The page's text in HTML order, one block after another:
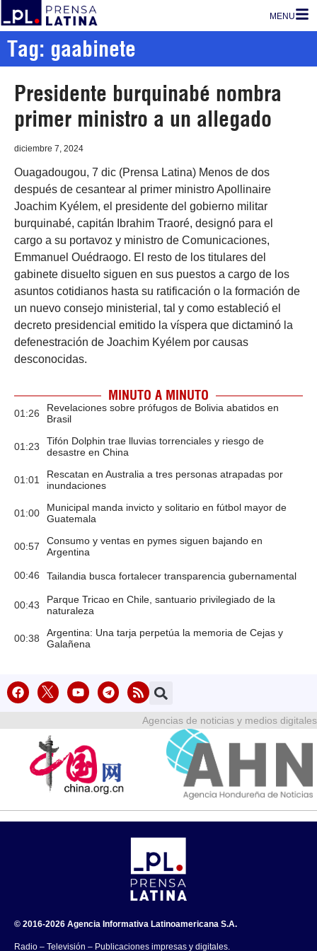
MENU
Tag: gaabinete
Presidente burquinabé nombra
primer ministro a un allegado
diciembre 7, 2024
Ouagadougou, 7 dic (Prensa Latina) Menos de dos
después de cesantear al primer ministro Apollinaire
Joachim Kyélem, el presidente del gobierno militar
burquinabé, capitán Ibrahim Traoré, designó para el
cargo a su portavoz y ministro de Comunicaciones,
Emmanuel Ouédraogo. El resto de los titulares del
gabinete disuelto siguen en sus puestos a cargo de los
asuntos cotidianos hasta su ratificación o la formación de
un nuevo consejo ministerial, tal y como estableció el
decreto presidencial emitido la víspera que dictaminó la
defenestración de Joachim Kyélem por causas
desconocidas.
MINUTO A MINUTO
01:26
Revelaciones sobre prófugos de Bolivia abatidos en
Brasil
01:23
Tifón Dolphin trae lluvias torrenciales y riesgo de
desastre en China
01:01
Rescatan en Australia a tres personas atrapadas por
inundaciones
01:00
Municipal manda invicto y solitario en fútbol mayor de
Guatemala
00:57
Consumo y ventas en pymes siguen bajando en
Argentina
00:46 Tailandia busca fortalecer transparencia gubernamental
00:43
Parque Tricao en Chile, santuario privilegiado de la
naturaleza
00:38
Argentina: Una tarja perpetúa la memoria de Cejas y
Galañena
Agencias de noticias y medios digitales
© 2016-2026 Agencia Informativa Latinoamericana S.A.
Radio – Televisión – Publicaciones impresas y digitales.